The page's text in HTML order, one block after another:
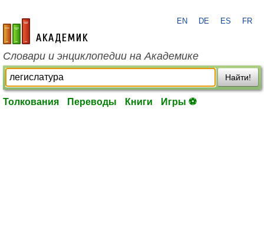
academic.ru
EN DE ES FR
Словари и энциклопедии на Академике
Найти!
Толкования Переводы Книги Игры ⚽